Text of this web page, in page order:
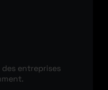
entreprises